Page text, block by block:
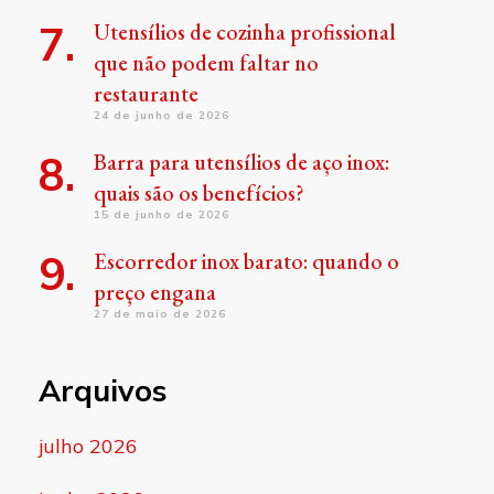
Utensílios de cozinha profissional
que não podem faltar no
restaurante
24 de junho de 2026
Barra para utensílios de aço inox:
quais são os benefícios?
15 de junho de 2026
Escorredor inox barato: quando o
preço engana
27 de maio de 2026
Arquivos
julho 2026